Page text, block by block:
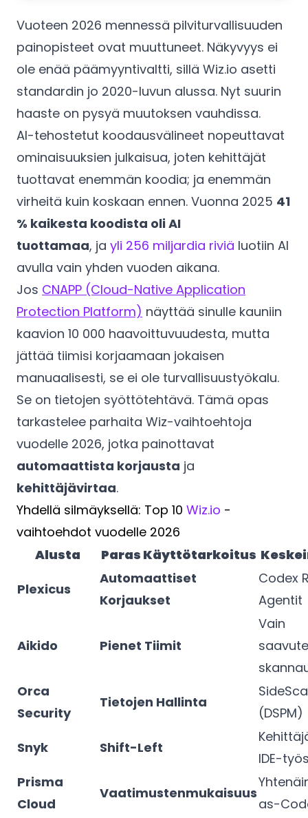
Vuoteen 2026 mennessä pilviturvallisuuden
painopisteet ovat muuttuneet. Näkyvyys ei
ole enää päämyyntivaltti, sillä Wiz.io asetti
standardin jo 2020-luvun alussa. Nyt suurin
haaste on pysyä muutoksen vauhdissa.
AI-tehostetut koodausvälineet nopeuttavat
ominaisuuksien julkaisua, joten kehittäjät
tuottavat enemmän koodia; ja enemmän
virheitä kuin koskaan ennen. Vuonna 2025 41
% kaikesta koodista oli AI
tuottamaa, ja yli 256 miljardia riviä luotiin AI
avulla vain yhden vuoden aikana.
Jos CNAPP (Cloud-Native Application
Protection Platform) näyttää sinulle kauniin
kaavion 10 000 haavoittuvuudesta, mutta
jättää tiimisi korjaamaan jokaisen
manuaalisesti, se ei ole turvallisuustyökalu.
Se on tietojen syöttötehtävä. Tämä opas
tarkastelee parhaita Wiz-vaihtoehtoja
vuodelle 2026, jotka painottavat
automaattista korjausta ja
kehittäjävirtaa.
Yhdellä silmäyksellä: Top 10 Wiz.io -
vaihtoehdot vuodelle 2026
Alusta
Paras Käyttötarkoitus
Plexicus
Automaattiset
Korjaukset
Codex
Agentit
Aikido Pienet Tiimit
Vain
Orca
Security
Tietojen Hallinta
(DSPM)
Snyk
Shift-Left
IDE-
Prisma
Cloud
Vaatimustenmukaisuus
as-